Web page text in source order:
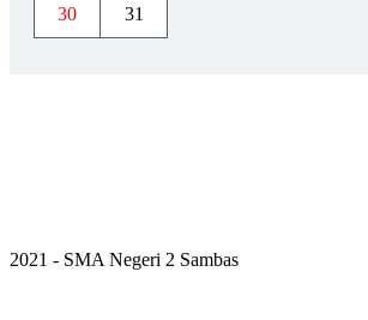
30 31
2021 - SMA Negeri 2 Sambas